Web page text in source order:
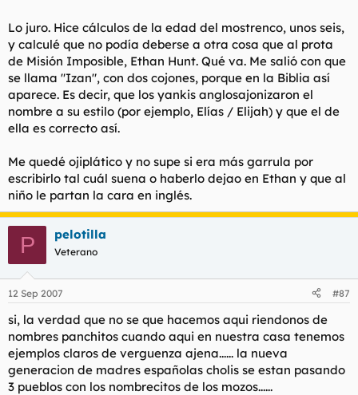
Lo juro. Hice cálculos de la edad del mostrenco, unos seis,
y calculé que no podía deberse a otra cosa que al prota
de Misión Imposible, Ethan Hunt. Qué va. Me salió con que
se llama "Izan", con dos cojones, porque en la Biblia así
aparece. Es decir, que los yankis anglosajonizaron el
nombre a su estilo (por ejemplo, Elías / Elijah) y que el de
ella es correcto así.​
Me quedé ojiplático y no supe si era más garrula por
escribirlo tal cuál suena o haberlo dejao en Ethan y que al
niño le partan la cara en inglés.​
P pelotilla
Veterano
12 Sep 2007 #87
si, la verdad que no se que hacemos aqui riendonos de
nombres panchitos cuando aqui en nuestra casa tenemos
ejemplos claros de verguenza ajena...... la nueva
generacion de madres españolas cholis se estan pasando
3 pueblos con los nombrecitos de los mozos......